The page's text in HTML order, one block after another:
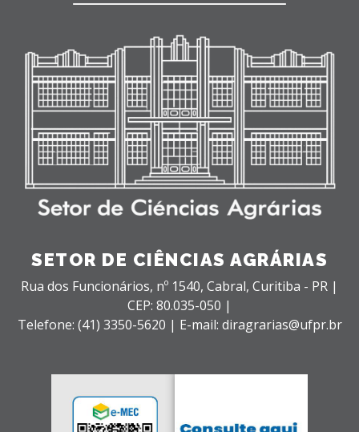
SETOR DE CIÊNCIAS AGRÁRIAS
Rua dos Funcionários, nº 1540, Cabral, Curitiba - PR |
CEP: 80.035-050 |
Telefone: (41) 3350-5620 | E-mail: diragrarias@ufpr.br